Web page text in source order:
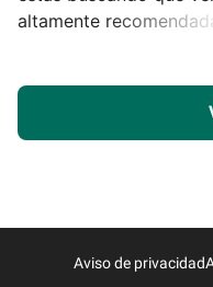
altamente
Aviso de privacidad